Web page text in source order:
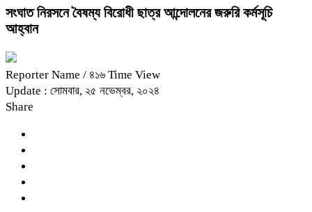
সংঘাত নিরসনে বৈষম্য বিরোধী ছাত্র আন্দোলনের জরুরি কর্মসূচি
আহ্বান
Reporter Name / ৪১৬ Time View
Update : সোমবার, ২৫ নভেম্বর, ২০২৪
Share